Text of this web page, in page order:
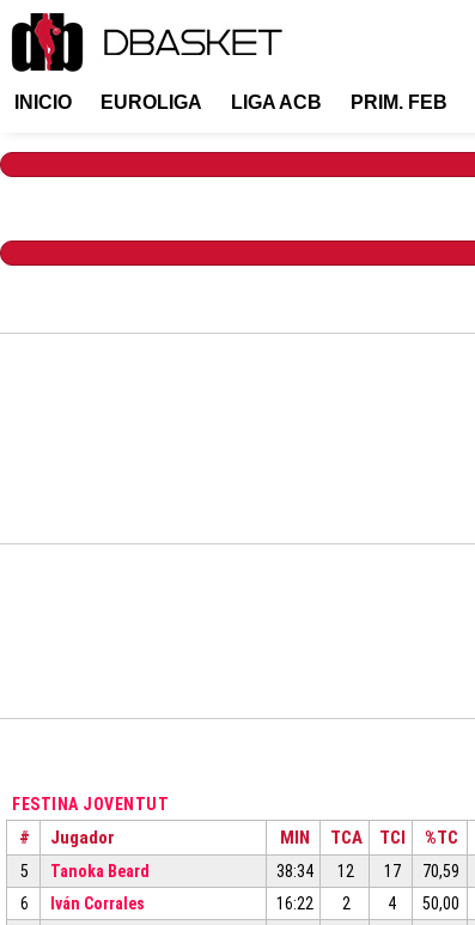
INICIO EUROLIGA LIGA ACB PRIM. FEB
FESTINA JOVENTUT
# Jugador MIN TCA TCI %TC
5 Tanoka Beard 38:34 12 17 70,59
6
Iván Corrales 16:22 2 4 50,00